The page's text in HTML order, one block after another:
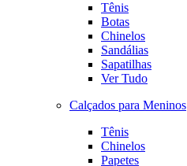
Tênis
Botas
Chinelos
Sandálias
Sapatilhas
Ver Tudo
Calçados para Meninos
Tênis
Chinelos
Papetes